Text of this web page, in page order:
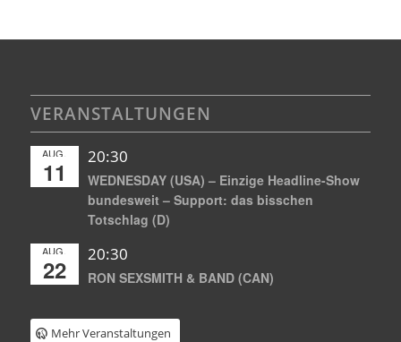
VERANSTALTUNGEN
AUG.
11
20:30
WEDNESDAY (USA) – Einzige Headline-Show
bundesweit – Support: das bisschen
Totschlag (D)
AUG.
22
20:30
RON SEXSMITH & BAND (CAN)
Mehr Veranstaltungen